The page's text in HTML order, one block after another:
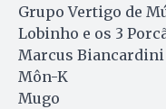
Grupo Vertigo de
Lobinho e os 3
Marcus Biancardini
Môn-K
Mugo